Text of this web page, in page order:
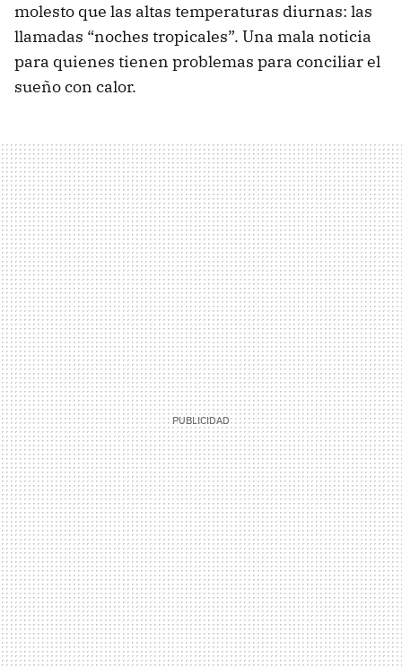
molesto que las altas temperaturas diurnas: las
llamadas “noches tropicales”. Una mala noticia
para quienes tienen problemas para conciliar el
sueño con calor.